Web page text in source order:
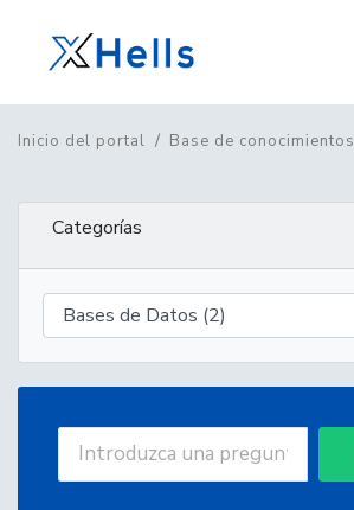
Inicio del portal Base de conocimientos
Categorías